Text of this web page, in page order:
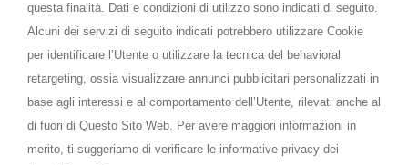
questa finalità. Dati e condizioni di utilizzo sono indicati di seguito.
Alcuni dei servizi di seguito indicati potrebbero utilizzare Cookie
per identificare l’Utente o utilizzare la tecnica del behavioral
retargeting, ossia visualizzare annunci pubblicitari personalizzati in
base agli interessi e al comportamento dell’Utente, rilevati anche al
di fuori di Questo Sito Web. Per avere maggiori informazioni in
merito, ti suggeriamo di verificare le informative privacy dei